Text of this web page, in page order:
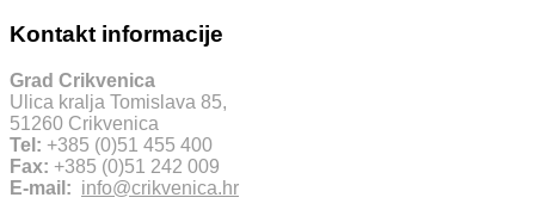
Kontakt informacije
Grad Crikvenica
Ulica kralja Tomislava 85,
51260 Crikvenica
Tel: +385 (0)51 455 400
Fax: +385 (0)51 242 009
E-mail: info@crikvenica.hr